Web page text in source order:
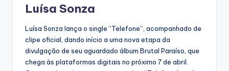
Luísa Sonza
Luísa Sonza lança o single “Telefone”, acompanhado de
clipe oficial, dando início a uma nova etapa da
divulgação de seu aguardado álbum Brutal Paraíso, que
chega às plataformas digitais no próximo 7 de abril.